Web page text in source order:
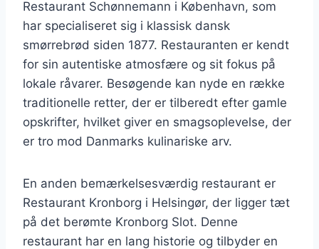
Restaurant Schønnemann i København, som
har specialiseret sig i klassisk dansk
smørrebrød siden 1877. Restauranten er kendt
for sin autentiske atmosfære og sit fokus på
lokale råvarer. Besøgende kan nyde en række
traditionelle retter, der er tilberedt efter gamle
opskrifter, hvilket giver en smagsoplevelse, der
er tro mod Danmarks kulinariske arv.
En anden bemærkelsesværdig restaurant er
Restaurant Kronborg i Helsingør, der ligger tæt
på det berømte Kronborg Slot. Denne
restaurant har en lang historie og tilbyder en